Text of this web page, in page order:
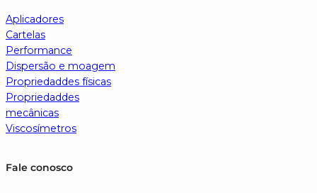
Aplicadores
Cartelas
Performance
Dispersão e moagem
Propriedaddes físicas
Propriedaddes
mecânicas
Viscosímetros
Fale conosco